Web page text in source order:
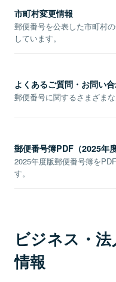
市町村変更情報
郵便番号を公表した市町村
しています。
よくあるご質問・お問い
郵便番号に関するさまざまな
郵便番号簿PDF（2025年度
2025年度版郵便番号簿を
す。
ビジネス・
情報